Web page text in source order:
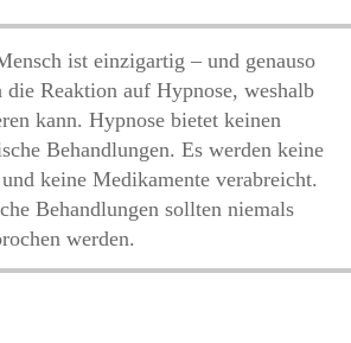
ist einzigartig – und genauso
Reaktion auf Hypnose, weshalb
kann. Hypnose bietet keinen
Behandlungen. Es werden keine
keine Medikamente verabreicht.
Behandlungen sollten niemals
werden.